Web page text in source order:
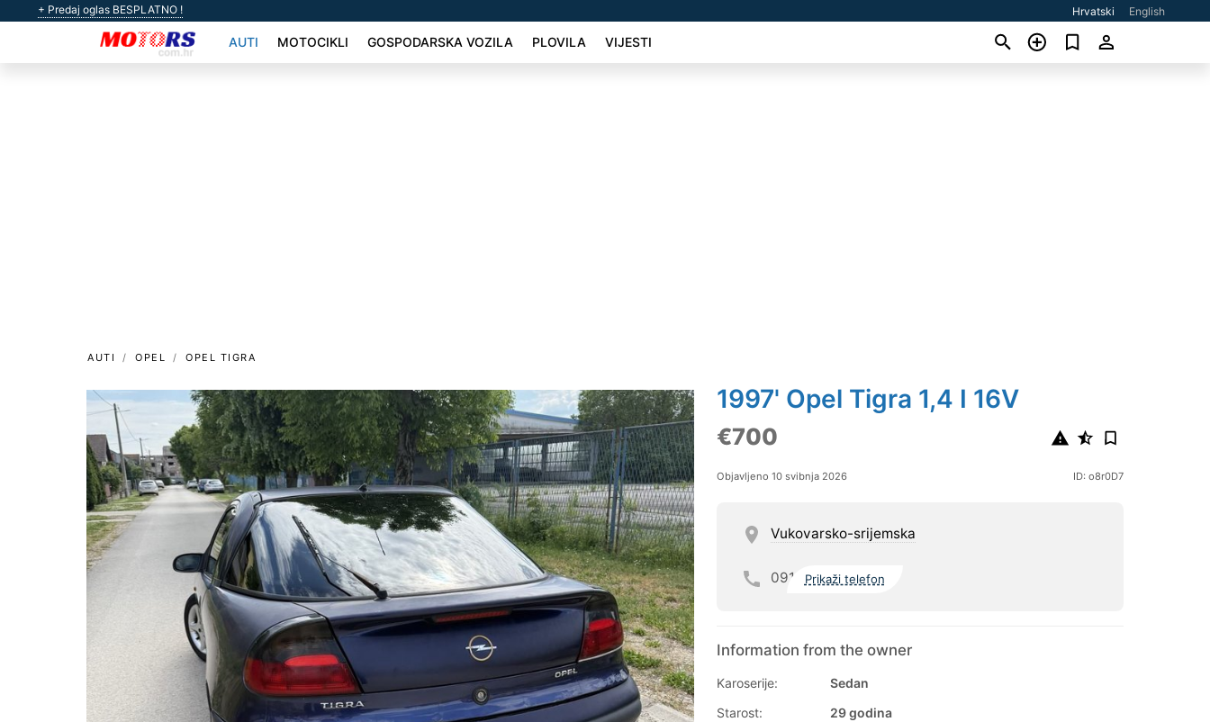
+ Predaj oglas BESPLATNO ! Hrvatski English
AUTI MOTOCIKLI GOSPODARSKA VOZILA PLOVILA VIJESTI
AUTI OPEL OPEL TIGRA
1997' Opel Tigra 1,4 I 16V
€700
Objavljeno 10 svibnja 2026 ID: o8r0D7
Vukovarsko-srijemska
091 Prikaži telefon
Information from the owner
Karoserije:
Sedan
Starost:
29 godina